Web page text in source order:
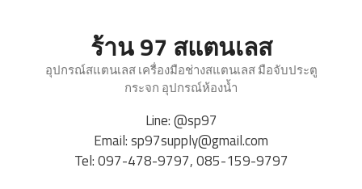
ร้าน 97 สแตนเลส
อุปกรณ์สแตนเลส เครื่องมือช่างสแตนเลส มือจับประตู
กระจก อุปกรณ์ห้องน้ำ
Line:@sp97
Email:sp97supply@gmail.com
Tel:097-478-9797,085-159-9797